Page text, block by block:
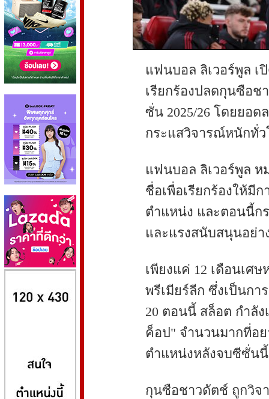
แฟนบอล ลิเวอร์พูล เ
เรียกร้องปลดกุนซือช
ซั่น 2025/26 โดยยอด
กระแสวิจารณ์หนักทั่
แฟนบอล ลิเวอร์พูล
ชื่อเพื่อเรียกร้องให้มี
ตำแหน่ง และตอนนี้ก
และแรงสนับสนุนอย่
เพียงแค่ 12 เดือนเศ
พรีเมียร์ลีก ซึ่งเป็นก
20 ตอนนี้ สล็อต กำลัง
ค็อป" จำนวนมากที่อ
ตำแหน่งหลังจบซีซั่นนี้
กุนซือชาวดัตช์ ถูกวิจ